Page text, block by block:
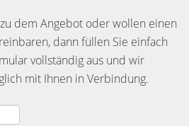
dem Angebot oder wollen einen
dann füllen Sie einfach
vollständig aus und wir
mit Ihnen in Verbindung.